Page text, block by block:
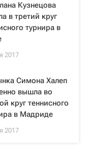
Кузнецова
в третий круг
турнира в
2017
Симона Халеп
вышла во
круг теннисного
в Мадриде
2017